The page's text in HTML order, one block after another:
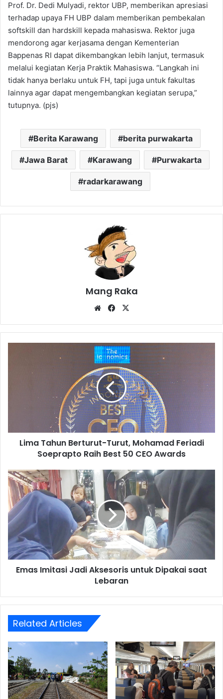
Prof. Dr. Dedi Mulyadi, rektor UBP, memberikan apresiasi
terhadap upaya FH UBP dalam memberikan pembekalan
softskill dan hardskill kepada mahasiswa. Rektor juga
mendorong agar kerjasama dengan Kementerian
Bappenas RI dapat dikembangkan lebih lanjut, termasuk
melalui kegiatan Kerja Praktik Mahasiswa. “Langkah ini
tidak hanya berlaku untuk FH, tapi juga untuk fakultas
lainnya agar dapat mengembangkan kegiatan serupa,”
tutupnya. (pjs)
Berita Karawang berita purwakarta
Jawa Barat Karawang Purwakarta
radarkarawang
Mang Raka
WebsiteFacebook
Soeprapto
Best
Lima Tahun Berturut-Turut, Mohamad Feriadi
Soeprapto Raih Best 50 CEO Awards
Emas
Imitasi
Jadi
Aksesoris
untuk
Dipakai
saat
Lebaran
Emas Imitasi Jadi Aksesoris untuk Dipakai saat
Lebaran
Related Articles